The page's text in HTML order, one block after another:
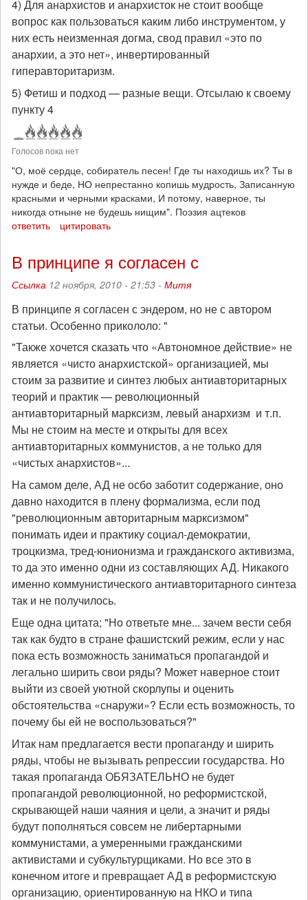
4) Для анархистов и анархисток не стоит вообще
вопрос как пользоваться каким либо инструментом, у
них есть неизменная догма, свод правил «это по
анархии, а это нет», инвертированный
гиперавторитаризм.
5) Фетиш и подход — разные вещи. Отсылаю к своему
пункту 4
Голосов пока нет
"О, моё сердце, собиратель песен! Где ты находишь их? Ты в
нужде и беде, НО непрестанно копишь мудрость, Записанную
красными и черными красками, И потому, наверное, ты
никогда отныне не будешь нищим". Поэзия ацтеков
ответить
цитировать
В принципе я согласен с
Ссылка 12 ноября, 2010 - 21:53 - Митя
В принципе я согласен с эндером, но не с автором
статьи. Особенно прикололо: "
"Также хочется сказать что «Автономное действие» не
является «чисто анархистской» организацией, мы
стоим за развитие и синтез любых антиавторитарных
теорий и практик — революционный
антиавторитарный марксизм, левый анархизм и т.п.
Мы не стоим на месте и открыты для всех
антиавторитарных коммунистов, а не только для
«чистых анархистов»...
На самом деле, АД не осбо заботит содержание, оно
давно находится в плену формализма, если под
"революционным авторитарным марксизмом"
понимать идеи и практику социал-демократии,
троцкизма, тред-юнионизма и гражданского активизма,
то да это именно одни из составляющих АД. Никакого
именно коммунистического антиавторитарного синтеза
так и не получилось.
Еще одна цитата; "Но ответьте мне... зачем вести себя
так как будто в стране фашистский режим, если у нас
пока есть возможность заниматься пропагандой и
легально ширить свои ряды? Может наверное стоит
выйти из своей уютной скорлупы и оценить
обстоятельства «снаружи»? Если есть возможность, то
почему бы ей не воспользоваться?"
Итак нам предлагается вести пропаганду и ширить
ряды, чтобы не вызывать репрессии государства. Но
такая пропаганда ОБЯЗАТЕЛЬНО не будет
пропагандой революционной, но реформистской,
скрывающей наши чаяния и цели, а значит и ряды
будут пополняться совсем не либертарными
коммунистами, а умеренными гражданскими
активистами и субкультурщиками. Но все это в
конечном итоге и превращает АД в реформистскую
организацию, ориентированную на НКО и типа